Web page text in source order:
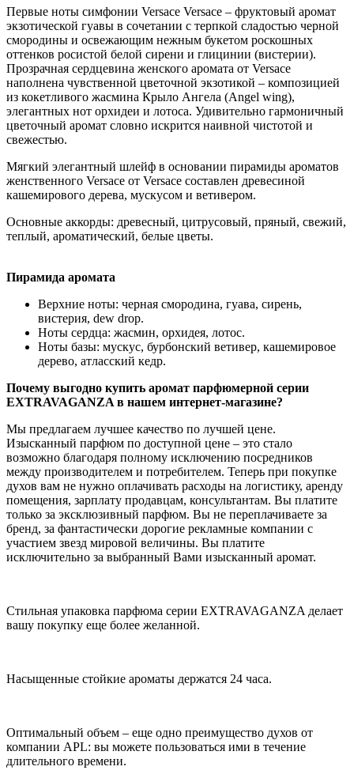
Первые ноты симфонии Versace Versace – фруктовый аромат
экзотической гуавы в сочетании с терпкой сладостью черной
смородины и освежающим нежным букетом роскошных
оттенков росистой белой сирени и глицинии (вистерии).
Прозрачная сердцевина женского аромата от Versace
наполнена чувственной цветочной экзотикой – композицией
из кокетливого жасмина Крыло Ангела (Angel wing),
элегантных нот орхидеи и лотоса. Удивительно гармоничный
цветочный аромат словно искрится наивной чистотой и
свежестью.
Мягкий элегантный шлейф в основании пирамиды ароматов
женственного Versace от Versace составлен древесиной
кашемирового дерева, мускусом и ветивером.
Основные аккорды: древесный, цитрусовый, пряный, свежий,
теплый, ароматический, белые цветы.
Пирамида аромата
Верхние ноты: черная смородина, гуава, сирень,
вистерия, dew drop.
Ноты сердца: жасмин, орхидея, лотос.
Ноты базы: мускус, бурбонский ветивер, кашемировое
дерево, атласский кедр.
Почему выгодно купить аромат парфюмерной серии
EXTRAVAGANZA в нашем интернет-магазине?
Мы предлагаем лучшее качество по лучшей цене.
Изысканный парфюм по доступной цене – это стало
возможно благодаря полному исключению посредников
между производителем и потребителем. Теперь при покупке
духов вам не нужно оплачивать расходы на логистику, аренду
помещения, зарплату продавцам, консультантам. Вы платите
только за эксклюзивный парфюм. Вы не переплачиваете за
бренд, за фантастически дорогие рекламные компании с
участием звезд мировой величины. Вы платите
исключительно за выбранный Вами изысканный аромат.
Стильная упаковка парфюма серии EXTRAVAGANZA делает
вашу покупку еще более желанной.
Насыщенные стойкие ароматы держатся 24 часа.
Оптимальный объем – еще одно преимущество духов от
компании APL: вы можете пользоваться ими в течение
длительного времени.